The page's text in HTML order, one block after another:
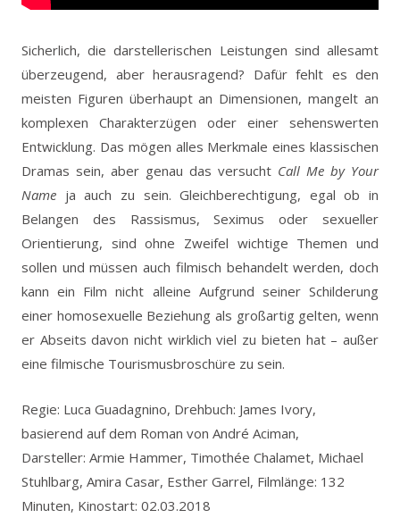
Sicherlich, die darstellerischen Leistungen sind allesamt
überzeugend, aber herausragend? Dafür fehlt es den
meisten Figuren überhaupt an Dimensionen, mangelt an
komplexen Charakterzügen oder einer sehenswerten
Entwicklung. Das mögen alles Merkmale eines klassischen
Dramas sein, aber genau das versucht Call Me by Your
Name ja auch zu sein. Gleichberechtigung, egal ob in
Belangen des Rassismus, Seximus oder sexueller
Orientierung, sind ohne Zweifel wichtige Themen und
sollen und müssen auch filmisch behandelt werden, doch
kann ein Film nicht alleine Aufgrund seiner Schilderung
einer homosexuelle Beziehung als großartig gelten, wenn
er Abseits davon nicht wirklich viel zu bieten hat – außer
eine filmische Tourismusbroschüre zu sein.
Regie: Luca Guadagnino, Drehbuch: James Ivory,
basierend auf dem Roman von André Aciman,
Darsteller: Armie Hammer, Timothée Chalamet, Michael
Stuhlbarg, Amira Casar, Esther Garrel, Filmlänge: 132
Minuten, Kinostart: 02.03.2018